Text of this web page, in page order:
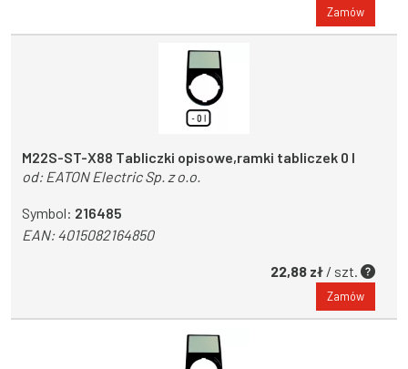
Zamów
M22S-ST-X88 Tabliczki opisowe,ramki tabliczek 0 I
od: EATON Electric Sp. z o.o.
Symbol: 216485
EAN:4015082164850
22,88 zł / szt.
Zamów